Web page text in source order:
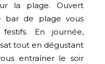
la plage. Ouvert
bar de plage vous
En journée,
tout en dégustant
entraîner le soir